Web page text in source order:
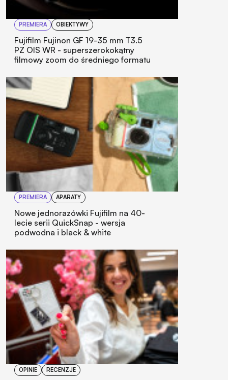
PREMIERA OBIEKTYWY
Fujifilm Fujinon GF 19-35 mm T3.5
PZ OIS WR - superszerokokątny
filmowy zoom do średniego formatu
PREMIERA APARATY
Nowe jednorazówki Fujifilm na 40-
lecie serii QuickSnap - wersja
podwodna i black & white
OPINIE RECENZJE